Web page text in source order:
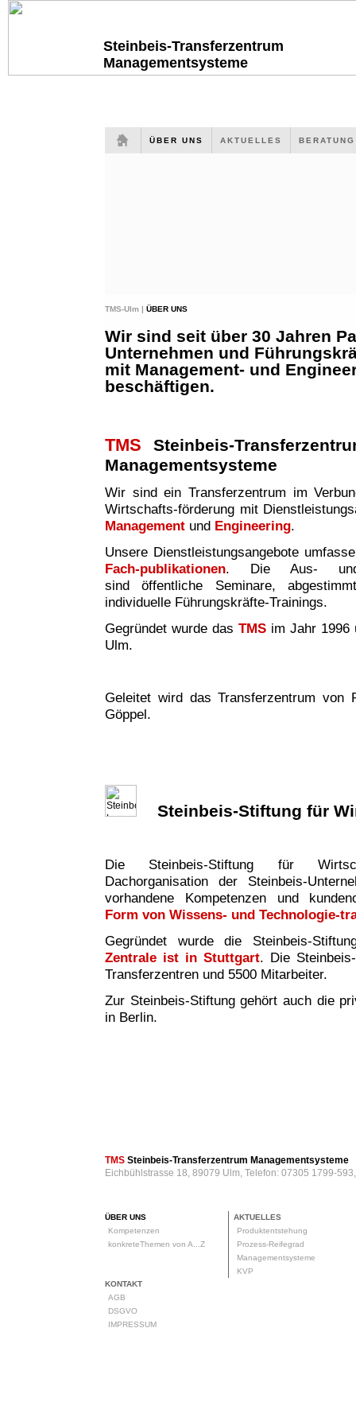
Steinbeis-Transferzentrum
Managementsysteme
ÜBER UNS AKTUELLES
TMS-Ulm | ÜBER UNS
Wir sind seit über 30 Jahren
Unternehmen und
mit Management- und
beschäftigen.
TMS
Steinbeis-
Managementsysteme
Wir sind ein Transferzentrum im
Wirtschafts-förderung mit
Management und Engineering.
Unsere Dienstleistungsangebote
Fach-publikationen. Die Aus- und
sindöffentliche Seminare,
individuelle Führungskräfte-Trainings.
Gegründet wurde das TMS im Jahr
Ulm.
Geleitet wird das Transferzentrum von
Göppel.
Steinbeis-Stiftung für
Die Steinbeis-Stiftung für
Dachorganisation der Steinbeis-
vorhandene Kompetenzen und
Form von Wissens- und Technologie-
Gegründet wurde die Steinbeis-
Zentrale ist in Stuttgart. Die
Transferzentren und 5500 Mitarbeiter.
Zur Steinbeis-Stiftung gehört auch die
in Berlin.
TMS Steinbeis-Transferzentrum Managementsysteme
Eichbühlstrasse 18, 89079 Ulm, Telefon: 07305 1799-
ÜBER UNS
Kompetenzen
konkreteThemen von A...Z
AKTUELLES
Produktentstehung
Prozess-Reifegrad
Managementsysteme
KVP
KONTAKT
AGB
DSGVO
IMPRESSUM